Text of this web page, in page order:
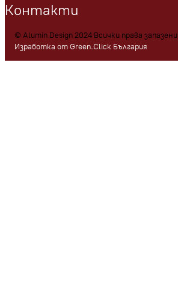
Контакти
© Alumin Design 2024 Всички права запазени.
Изработка от Green.Click България